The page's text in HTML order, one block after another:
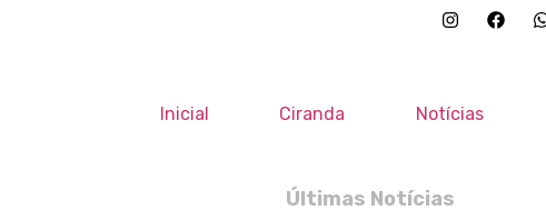
Inicial Ciranda Notícias
Últimas Notícias